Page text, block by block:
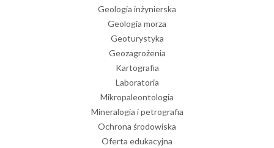
Geologia inżynierska
Geologia morza
Geoturystyka
Geozagrożenia
Kartografia
Laboratoria
Mikropaleontologia
Mineralogia i petrografia
Ochrona środowiska
Oferta edukacyjna